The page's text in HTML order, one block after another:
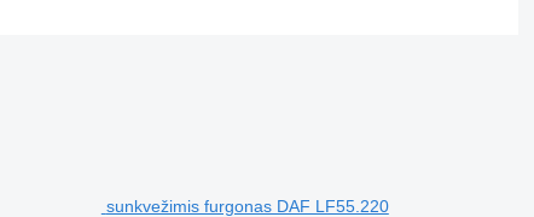
sunkvežimis furgonas DAF LF55.220